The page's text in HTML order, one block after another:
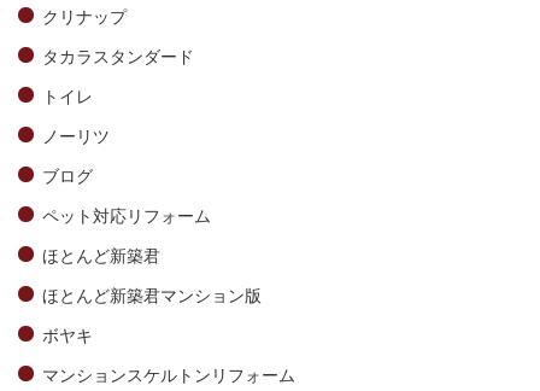
クリナップ
タカラスタンダード
トイレ
ノーリツ
ブログ
ペット対応リフォーム
ほとんど新築君
ほとんど新築君マンション版
ボヤキ
マンションスケルトンリフォーム